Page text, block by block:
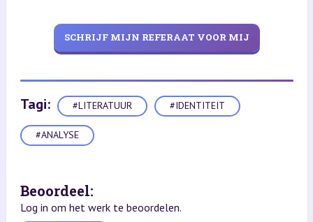
SCHRIJF MIJN REFERAAT VOOR MIJ
Tagi: #LITERATUUR #IDENTITEIT
#ANALYSE
Beoordeel:
Log in om het werk te beoordelen.